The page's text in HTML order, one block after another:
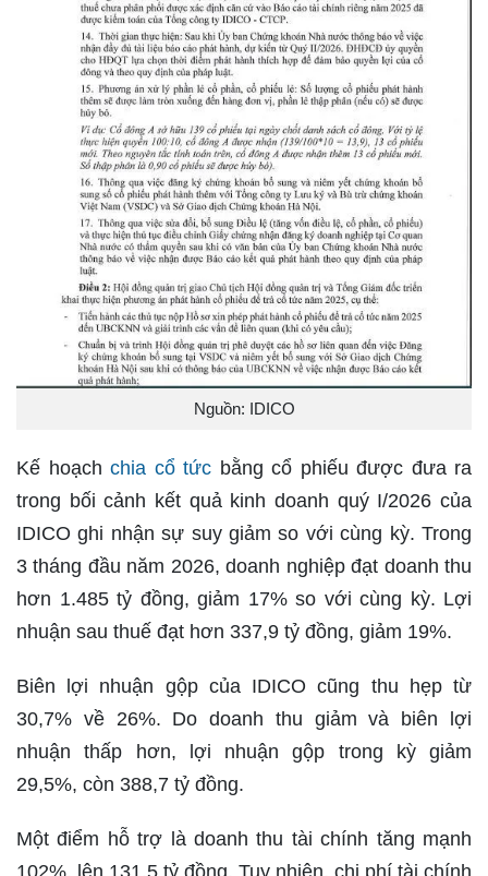
Nguồn: IDICO
Kế hoạch chia cổ tức bằng cổ phiếu được đưa ra
trong bối cảnh kết quả kinh doanh quý I/2026 của
IDICO ghi nhận sự suy giảm so với cùng kỳ. Trong
3 tháng đầu năm 2026, doanh nghiệp đạt doanh thu
hơn 1.485 tỷ đồng, giảm 17% so với cùng kỳ. Lợi
nhuận sau thuế đạt hơn 337,9 tỷ đồng, giảm 19%.
Biên lợi nhuận gộp của IDICO cũng thu hẹp từ
30,7% về 26%. Do doanh thu giảm và biên lợi
nhuận thấp hơn, lợi nhuận gộp trong kỳ giảm
29,5%, còn 388,7 tỷ đồng.
Một điểm hỗ trợ là doanh thu tài chính tăng mạnh
102%, lên 131,5 tỷ đồng. Tuy nhiên, chi phí tài chính